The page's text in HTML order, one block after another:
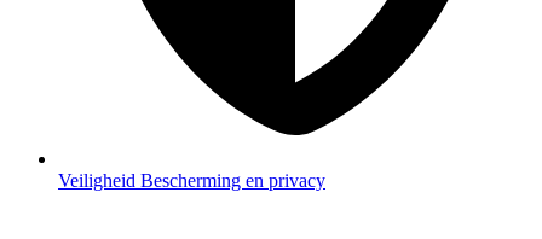
Veiligheid Bescherming en privacy